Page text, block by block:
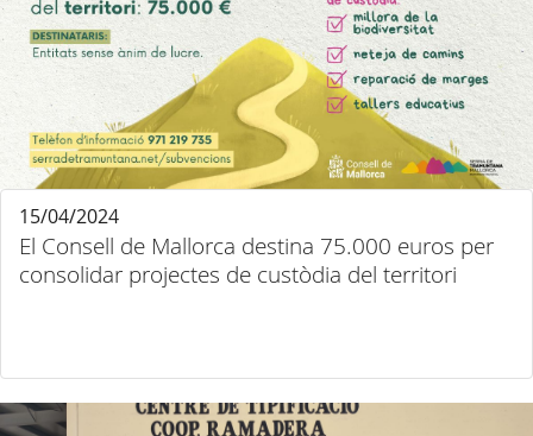
El Consell de Mallorca destina 75.000 euros per
consolidar projectes de custòdia del territori
15/04/2024